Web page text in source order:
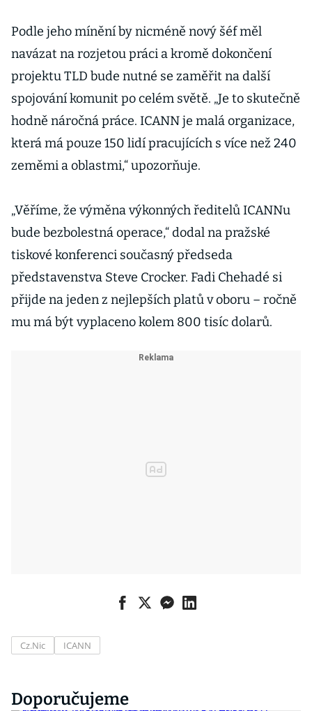
Podle jeho mínění by nicméně nový šéf měl
navázat na rozjetou práci a kromě dokončení
projektu TLD bude nutné se zaměřit na další
spojování komunit po celém světě. „Je to skutečně
hodně náročná práce. ICANN je malá organizace,
která má pouze 150 lidí pracujících s více než 240
zeměmi a oblastmi,“ upozorňuje.
„Věříme, že výměna výkonných ředitelů ICANNu
bude bezbolestná operace,“ dodal na pražské
tiskové konferenci současný předseda
představenstva Steve Crocker. Fadi Chehadé si
přijde na jeden z nejlepších platů v oboru – ročně
mu má být vyplaceno kolem 800 tisíc dolarů.
Cz.Nic ICANN
Doporučujeme